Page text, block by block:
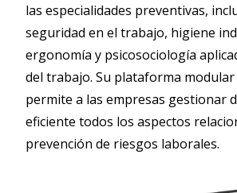
las especialidades preventivas,
seguridad en el trabajo, higiene
ergonomía y psicosociología
del trabajo. Su plataforma modular
permite a las empresas gestionar
eficiente todos los aspectos
prevención de riesgos laborales.